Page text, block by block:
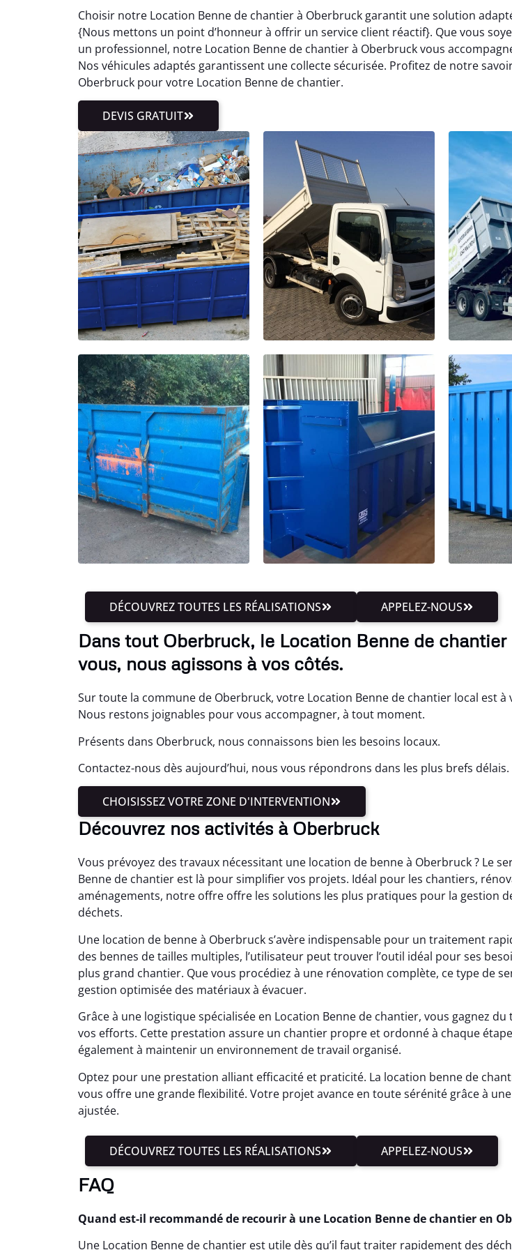
Choisir notre Location Benne de chantier à Oberbruck garantit une solution
{Nous mettons un point d’honneur à offrir un service client réactif}. Que vous
un professionnel, notre Location Benne de chantier à Oberbruck vous
Nos véhicules adaptés garantissent une collecte sécurisée. Profitez de notre
Oberbruck pour votre Location Benne de chantier.
DEVIS GRATUIT
DÉCOUVREZ TOUTES LES RÉALISATIONS APPELEZ-NOUS
Dans tout Oberbruck, le Location Benne de chantier
vous, nous agissons à vos côtés.
Sur toute la commune de Oberbruck, votre Location Benne de chantier local est à
Nous restons joignables pour vous accompagner, à tout moment.
Présents dans Oberbruck, nous connaissons bien les besoins locaux.
Contactez-nous dès aujourd’hui, nous vous répondrons dans les plus brefs délais.
CHOISISSEZ VOTRE ZONE D'INTERVENTION
Découvrez nos activités à Oberbruck
Vous prévoyez des travaux nécessitant une location de benne à Oberbruck ? Le
Benne de chantier est là pour simplifier vos projets. Idéal pour les chantiers,
aménagements, notre offre offre les solutions les plus pratiques pour la gestion
déchets.
Une location de benne à Oberbruck s’avère indispensable pour un traitement
des bennes de tailles multiples, l’utilisateur peut trouver l’outil idéal pour ses
plus grand chantier. Que vous procédiez à une rénovation complète, ce type de
gestion optimisée des matériaux à évacuer.
Grâce à une logistique spécialisée en Location Benne de chantier, vous gagnez
vos efforts. Cette prestation assure un chantier propre et ordonné à chaque
également à maintenir un environnement de travail organisé.
Optez pour une prestation alliant efficacité et praticité. La location benne de
vous offre une grande flexibilité. Votre projet avance en toute sérénité grâce à
ajustée.
DÉCOUVREZ TOUTES LES RÉALISATIONS APPELEZ-NOUS
FAQ
Quand est-il recommandé de recourir à une Location Benne de chantier en
Une Location Benne de chantier est utile dès qu’il faut traiter rapidement des